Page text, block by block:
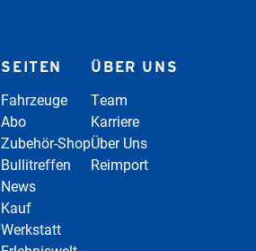
SEITEN
Fahrzeuge
Abo
Zubehör-Shop
Bullitreffen
News
Kauf
Werkstatt
ÜBER UNS
Team
Karriere
Über Uns
Reimport